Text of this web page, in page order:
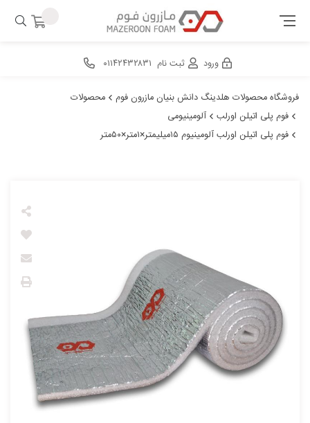
ورود ثبت نام ۰۱۱۴۲۴۳۲۸۳۱
فروشگاه محصولات هلدینگ دانش بنیان مازرون فوم
محصولات
فوم پلی اتیلن اورلب
آلومینیومی
فوم پلی اتیلن اورلب آلومینیوم ۱۵میلیمتر×۱متر×۵۰متر